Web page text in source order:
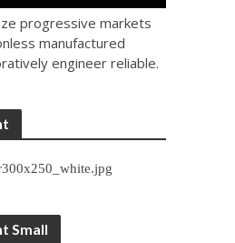
progressive markets
manufactured
engineer reliable.
Small